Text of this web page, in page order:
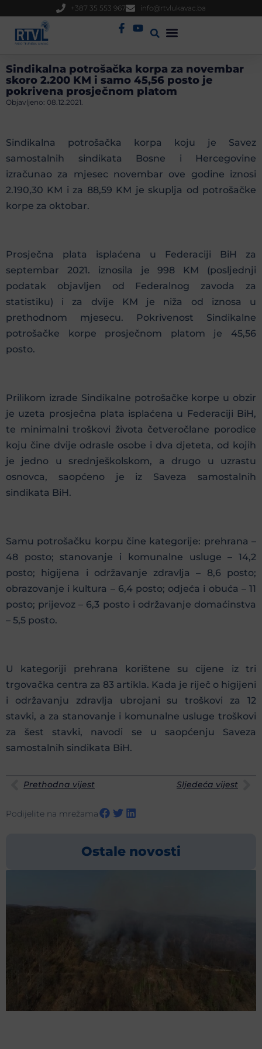
+387 35 553 967 info@rtvlukavac.ba
Sindikalna potrošačka korpa za novembar
skoro 2.200 KM i samo 45,56 posto je
pokrivena prosječnom platom
Objavljeno: 08.12.2021.
Sindikalna potrošačka korpa koju je Savez
samostalnih sindikata Bosne i Hercegovine
izračunao za mjesec novembar ove godine iznosi
2.190,30 KM i za 88,59 KM je skuplja od potrošačke
korpe za oktobar.
Prosječna plata isplaćena u Federaciji BiH za
septembar 2021. iznosila je 998 KM (posljednji
podatak objavljen od Federalnog zavoda za
statistiku) i za dvije KM je niža od iznosa u
prethodnom mjesecu. Pokrivenost Sindikalne
potrošačke korpe prosječnom platom je 45,56
posto.
Prilikom izrade Sindikalne potrošačke korpe u obzir
je uzeta prosječna plata isplaćena u Federaciji BiH,
te minimalni troškovi života četveročlane porodice
koju čine dvije odrasle osobe i dva djeteta, od kojih
je jedno u srednješkolskom, a drugo u uzrastu
osnovca, saopćeno je iz Saveza samostalnih
sindikata BiH.
Samu potrošačku korpu čine kategorije: prehrana –
48 posto; stanovanje i komunalne usluge – 14,2
posto; higijena i održavanje zdravlja – 8,6 posto;
obrazovanje i kultura – 6,4 posto; odjeća i obuća – 11
posto; prijevoz – 6,3 posto i održavanje domaćinstva
– 5,5 posto.
U kategoriji prehrana korištene su cijene iz tri
trgovačka centra za 83 artikla. Kada je riječ o higijeni
i održavanju zdravlja ubrojani su troškovi za 12
stavki, a za stanovanje i komunalne usluge troškovi
za šest stavki, navodi se u saopćenju Saveza
samostalnih sindikata BiH.
Prethodna vijest Sljedeća vijest
Podijelite na mrežama
Ostale novosti